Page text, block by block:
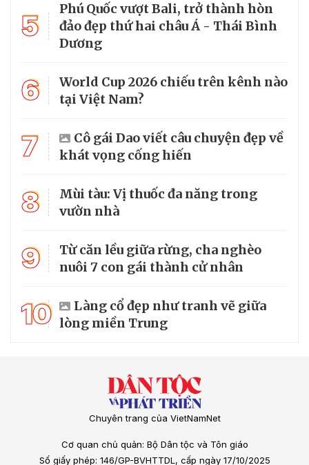
5
Phú Quốc vượt Bali, trở thành hòn
đảo đẹp thứ hai châu Á - Thái Bình
Dương
6
World Cup 2026 chiếu trên kênh nào
tại Việt Nam?
7
Cô gái Dao viết câu chuyện đẹp về
khát vọng cống hiến
8
Mùi tàu: Vị thuốc đa năng trong
vườn nhà
9
Từ căn lều giữa rừng, cha nghèo
nuôi 7 con gái thành cử nhân
10
Làng cổ đẹp như tranh vẽ giữa
lòng miền Trung
Chuyên trang của VietNamNet
Cơ quan chủ quản: Bộ Dân tộc và Tôn giáo
Số giấy phép: 146/GP-BVHTTDL, cấp ngày 17/10/2025